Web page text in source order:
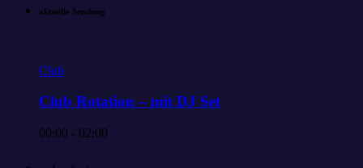
aktuelle Sendung
Club
Club Rotation – mit DJ Set
00:00 - 02:00